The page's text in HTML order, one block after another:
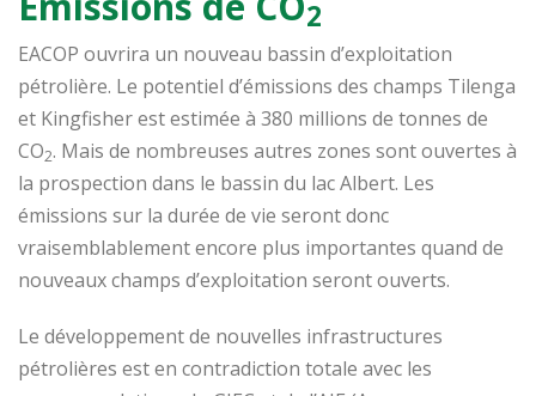
2
EACOP ouvrira un nouveau bassin d’exploitation
pétrolière. Le potentiel d’émissions des champs Tilenga
et Kingfisher est estimée à 380 millions de tonnes de
CO2. Mais de nombreuses autres zones sont ouvertes à
la prospection dans le bassin du lac Albert. Les
émissions sur la durée de vie seront donc
vraisemblablement encore plus importantes quand de
nouveaux champs d’exploitation seront ouverts.
Le développement de nouvelles infrastructures
pétrolières est en contradiction totale avec les